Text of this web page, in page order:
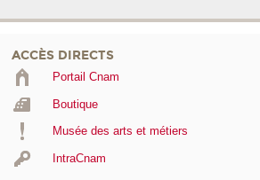
ACCÈS DIRECTS
Portail Cnam
Boutique
Musée des arts et métiers
IntraCnam